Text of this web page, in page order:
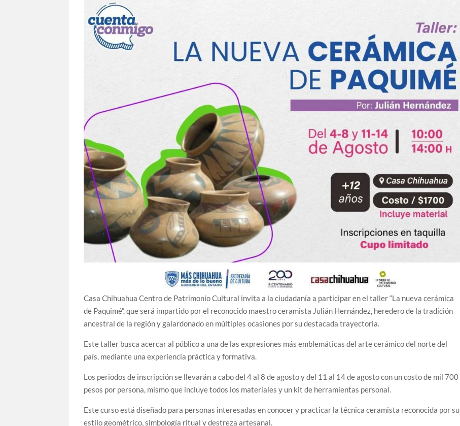
Casa Chihuahua Centro de Patrimonio Cultural invita a la ciudadanía a participar en el taller “La nueva cerámica
de Paquimé”, que será impartido por el reconocido maestro ceramista Julián Hernández, heredero de la tradición
ancestral de la región y galardonado en múltiples ocasiones por su destacada trayectoria.
Este taller busca acercar al público a una de las expresiones más emblemáticas del arte cerámico del norte del
país, mediante una experiencia práctica y formativa.
Los periodos de inscripción se llevarán a cabo del 4 al 8 de agosto y del 11 al 14 de agosto con un costo de mil 700
pesos por persona, mismo que incluye todos los materiales y un kit de herramientas personal.
Este curso está diseñado para personas interesadas en conocer y practicar la técnica ceramista reconocida por su
estilo geométrico, simbología ritual y destreza artesanal.